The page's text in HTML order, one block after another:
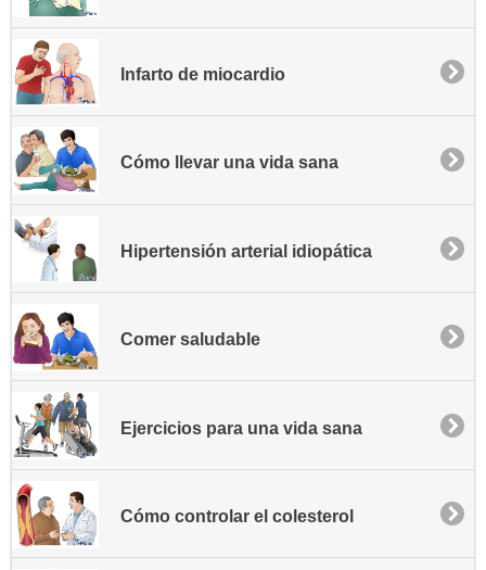
Infarto de miocardio
Cómo llevar una vida sana
Hipertensión arterial idiopática
Comer saludable
Ejercicios para una vida sana
Cómo controlar el colesterol